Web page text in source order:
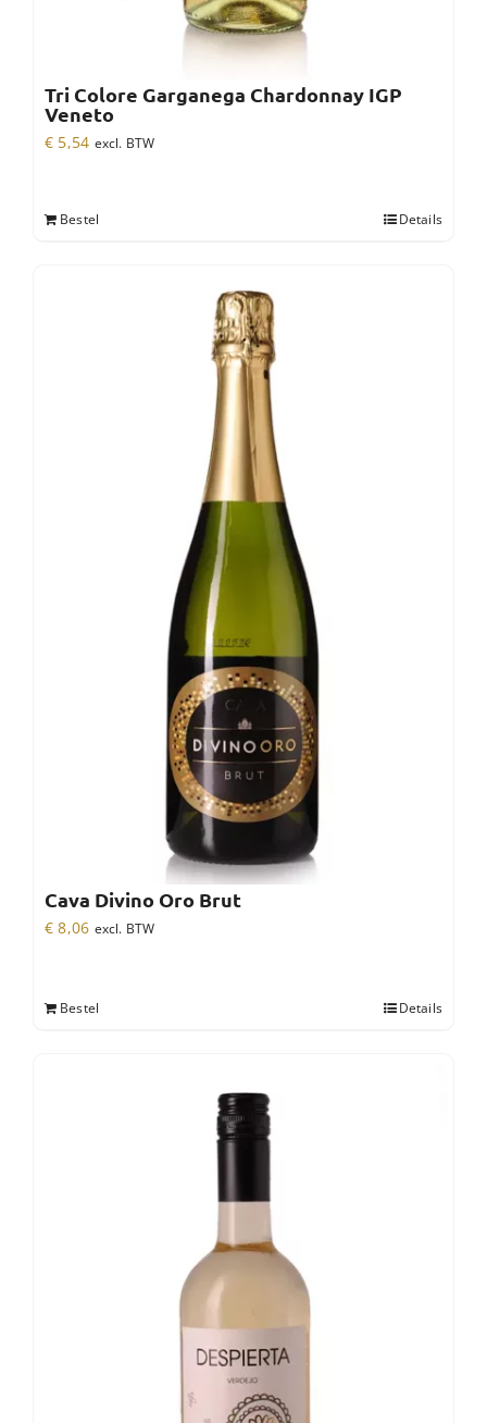
Tri Colore Garganega Chardonnay IGP
Veneto
€ 5,54 excl. BTW
Bestel Details
Cava Divino Oro Brut
€ 8,06 excl. BTW
Bestel Details